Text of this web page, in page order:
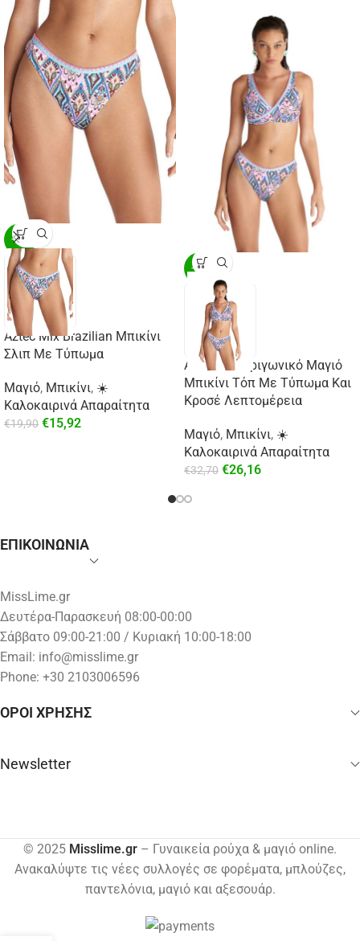
-20%
Aztec Mix Brazilian Μπικίνι
Σλιπ Με Τύπωμα
Μαγιό, Μπικίνι, ☀️
Καλοκαιρινά Απαραίτητα
€19,90 €15,92
-20%
Aztec Mix Τριγωνικό Μαγιό
Μπικίνι Τόπ Με Τύπωμα Και
Κροσέ Λεπτομέρεια
Μαγιό, Μπικίνι, ☀️
Καλοκαιρινά Απαραίτητα
€32,70 €26,16
ΕΠΙΚΟΙΝΩΝΙΑ
MissLime.gr
Δευτέρα-Παρασκευή 08:00-00:00
Σάββατο 09:00-21:00 / Κυριακή 10:00-18:00
Email: info@misslime.gr
Phone: +30 2103006596
ΟΡΟΙ ΧΡΗΣΗΣ
Newsletter
© 2025 Misslime.gr – Γυναικεία ρούχα & μαγιό online.
Ανακαλύψτε τις νέες συλλογές σε φορέματα, μπλούζες,
παντελόνια, μαγιό και αξεσουάρ.